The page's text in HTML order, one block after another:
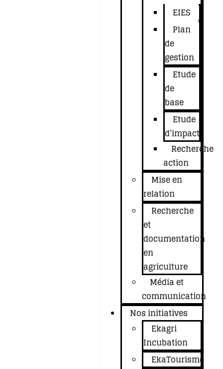
EIES
Plan
de
gestion
Etude
de
base
Etude
d’impact
Recherche
action
Mise en
relation
Recherche
et
documentation
en
agriculture
Média et
communication
Nos initiatives
Ekagri
Incubation
EkaTourisme